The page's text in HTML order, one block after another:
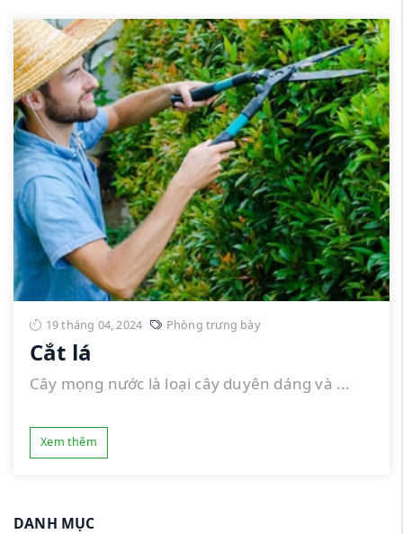
19 tháng 04, 2024 Phòng trưng bày
Cắt lá
Cây mọng nước là loại cây duyên dáng và ...
Xem thêm
DANH MỤC